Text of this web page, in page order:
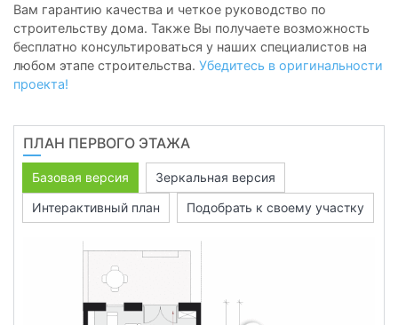
Вам гарантию качества и четкое руководство по
строительству дома. Также Вы получаете возможность
бесплатно консультироваться у наших специалистов на
любом этапе строительства. Убедитесь в оригинальности
проекта!
ПЛАН ПЕРВОГО ЭТАЖА
Базовая версия
Зеркальная версия
Интерактивный план
Подобрать к своему участку